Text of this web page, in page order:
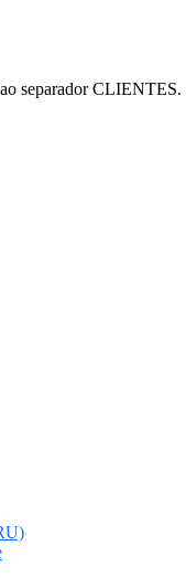
separador CLIENTES.